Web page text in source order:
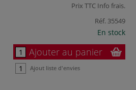
Prix TTC Info frais.
Réf. 35549
En stock
Ajouter au panier
Ajout liste d'envies